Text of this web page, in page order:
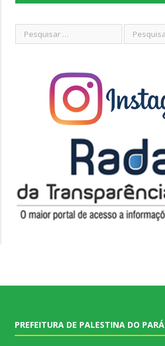
PREFEITURA DE PALESTINA DO PARÁ